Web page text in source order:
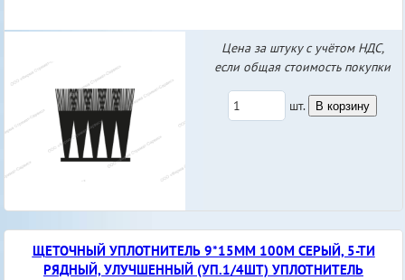
Цена за штуку с учётом НДС,
если общая стоимость покупки
шт. В корзину
ЩЕТОЧНЫЙ УПЛОТНИТЕЛЬ 9*15ММ 100М СЕРЫЙ, 5-ТИ
РЯДНЫЙ, УЛУЧШЕННЫЙ (УП.1/4ШТ) УПЛОТНИТЕЛЬ